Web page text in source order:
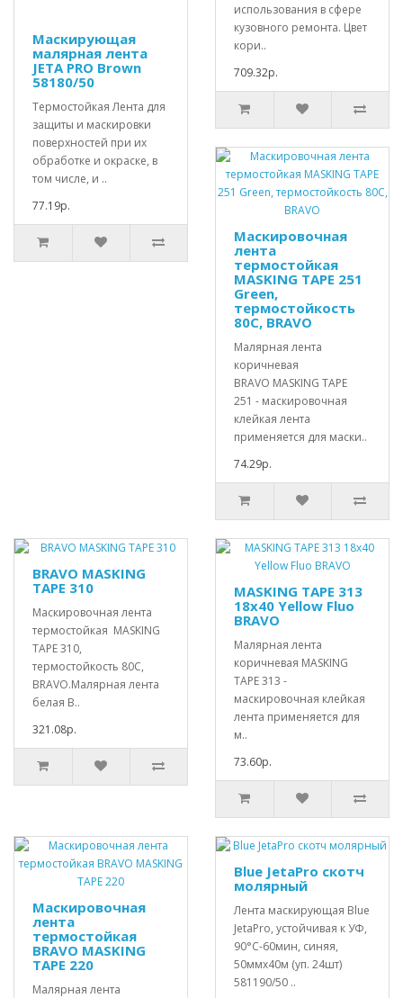
Маскирующая
малярная лента
JETA PRO Brown
58180/50
Термостойкая Лента для
защиты и маскировки
поверхностей при их
обработке и окраске, в
том числе, и ..
77.19р.
использования в сфере
кузовного ремонта. Цвет
кори..
709.32р.
Маскировочная
лента
термостойкая
MASKING TAPE 251
Green,
термостойкость
80С, BRAVO
Малярная лента
коричневая
BRAVO MASKING TAPE
251 - маскировочная
клейкая лента
применяется для маски..
74.29р.
BRAVO MASKING
TAPE 310
Маскировочная лента
термостойкая MASKING
TAPE 310,
термостойкость 80С,
BRAVO.Малярная лента
белая B..
321.08р.
MASKING TAPE 313
18х40 Yellow Fluo
BRAVO
Малярная лента
коричневая MASKING
TAPE 313 -
маскировочная клейкая
лента применяется для
м..
73.60р.
Маскировочная
лента
термостойкая
BRAVO MASKING
TAPE 220
Малярная лента
Blue JetaPro скотч
молярный
Лента маскирующая Blue
JetaPro, устойчивая к УФ,
90°С-60мин, синяя,
50ммx40м (уп. 24шт)
581190/50 ..